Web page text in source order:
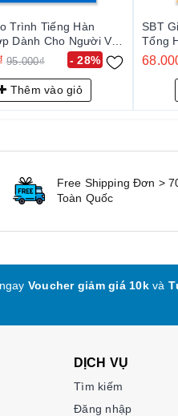
- 28%
Trình Tiếng Hàn
Dành Cho Người Việt
Cấp 3
95.000₫
Thêm vào giỏ
SBT
Tổng
Nam -
Free Shipping Đơn >
Toàn Quốc
Voucher giảm giá 10kvà
DỊCH VỤ
Tìm kiếm
Đăng nhập